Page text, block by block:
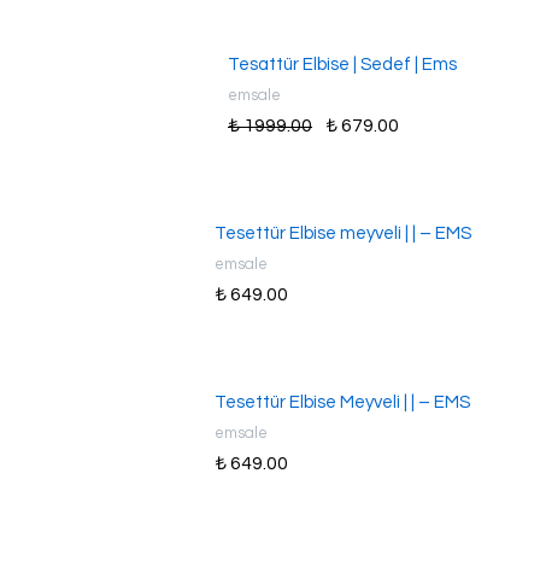
Tesattür Elbise | Sedef | Ems
emsale
₺ 1999.00 ₺ 679.00
Tesettür Elbise meyveli | | – EMS
emsale
₺ 649.00
Tesettür Elbise Meyveli | | – EMS
emsale
₺ 649.00